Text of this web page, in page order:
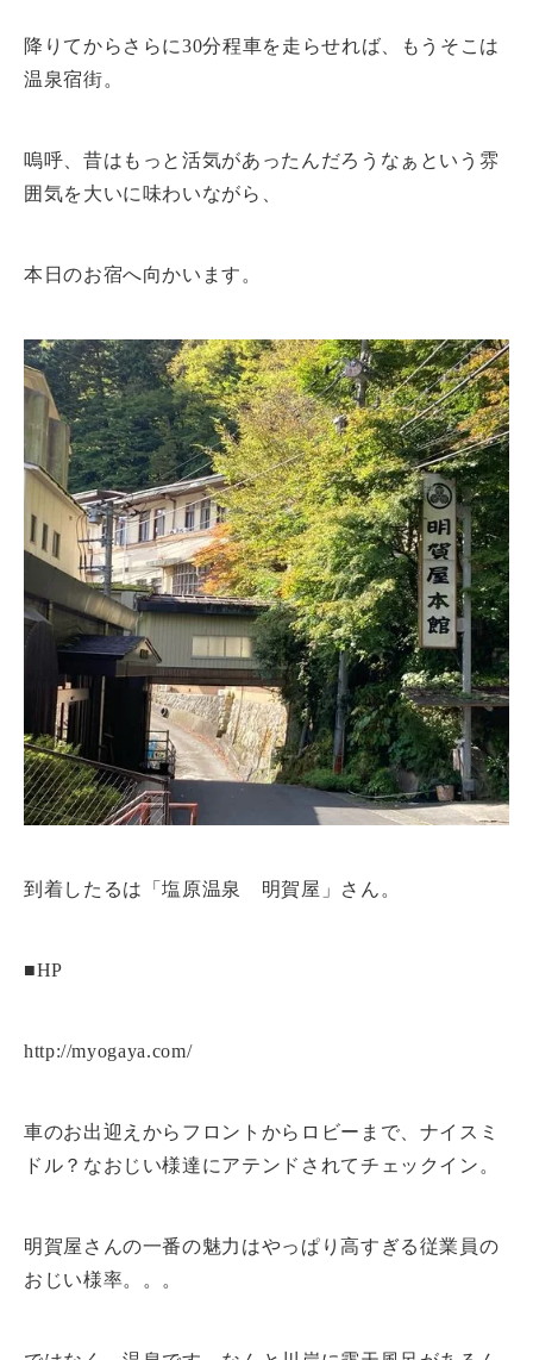
降りてからさらに30分程車を走らせれば、もうそこは
温泉宿街。
嗚呼、昔はもっと活気があったんだろうなぁという雰
囲気を大いに味わいながら、
本日のお宿へ向かいます。
到着したるは「塩原温泉 明賀屋」さん。
■HP
http://myogaya.com/
車のお出迎えからフロントからロビーまで、ナイスミ
ドル？なおじい様達にアテンドされてチェックイン。
明賀屋さんの一番の魅力はやっぱり高すぎる従業員の
おじい様率。。。